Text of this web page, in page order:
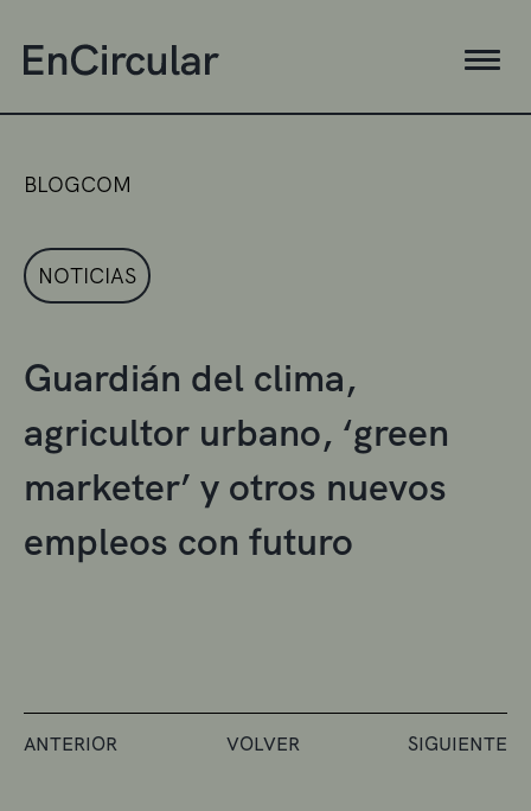
BLOGCOM
NOTICIAS
Guardián del clima,
agricultor urbano, ‘green
marketer’ y otros nuevos
empleos con futuro
ANTERIOR VOLVER SIGUIENTE